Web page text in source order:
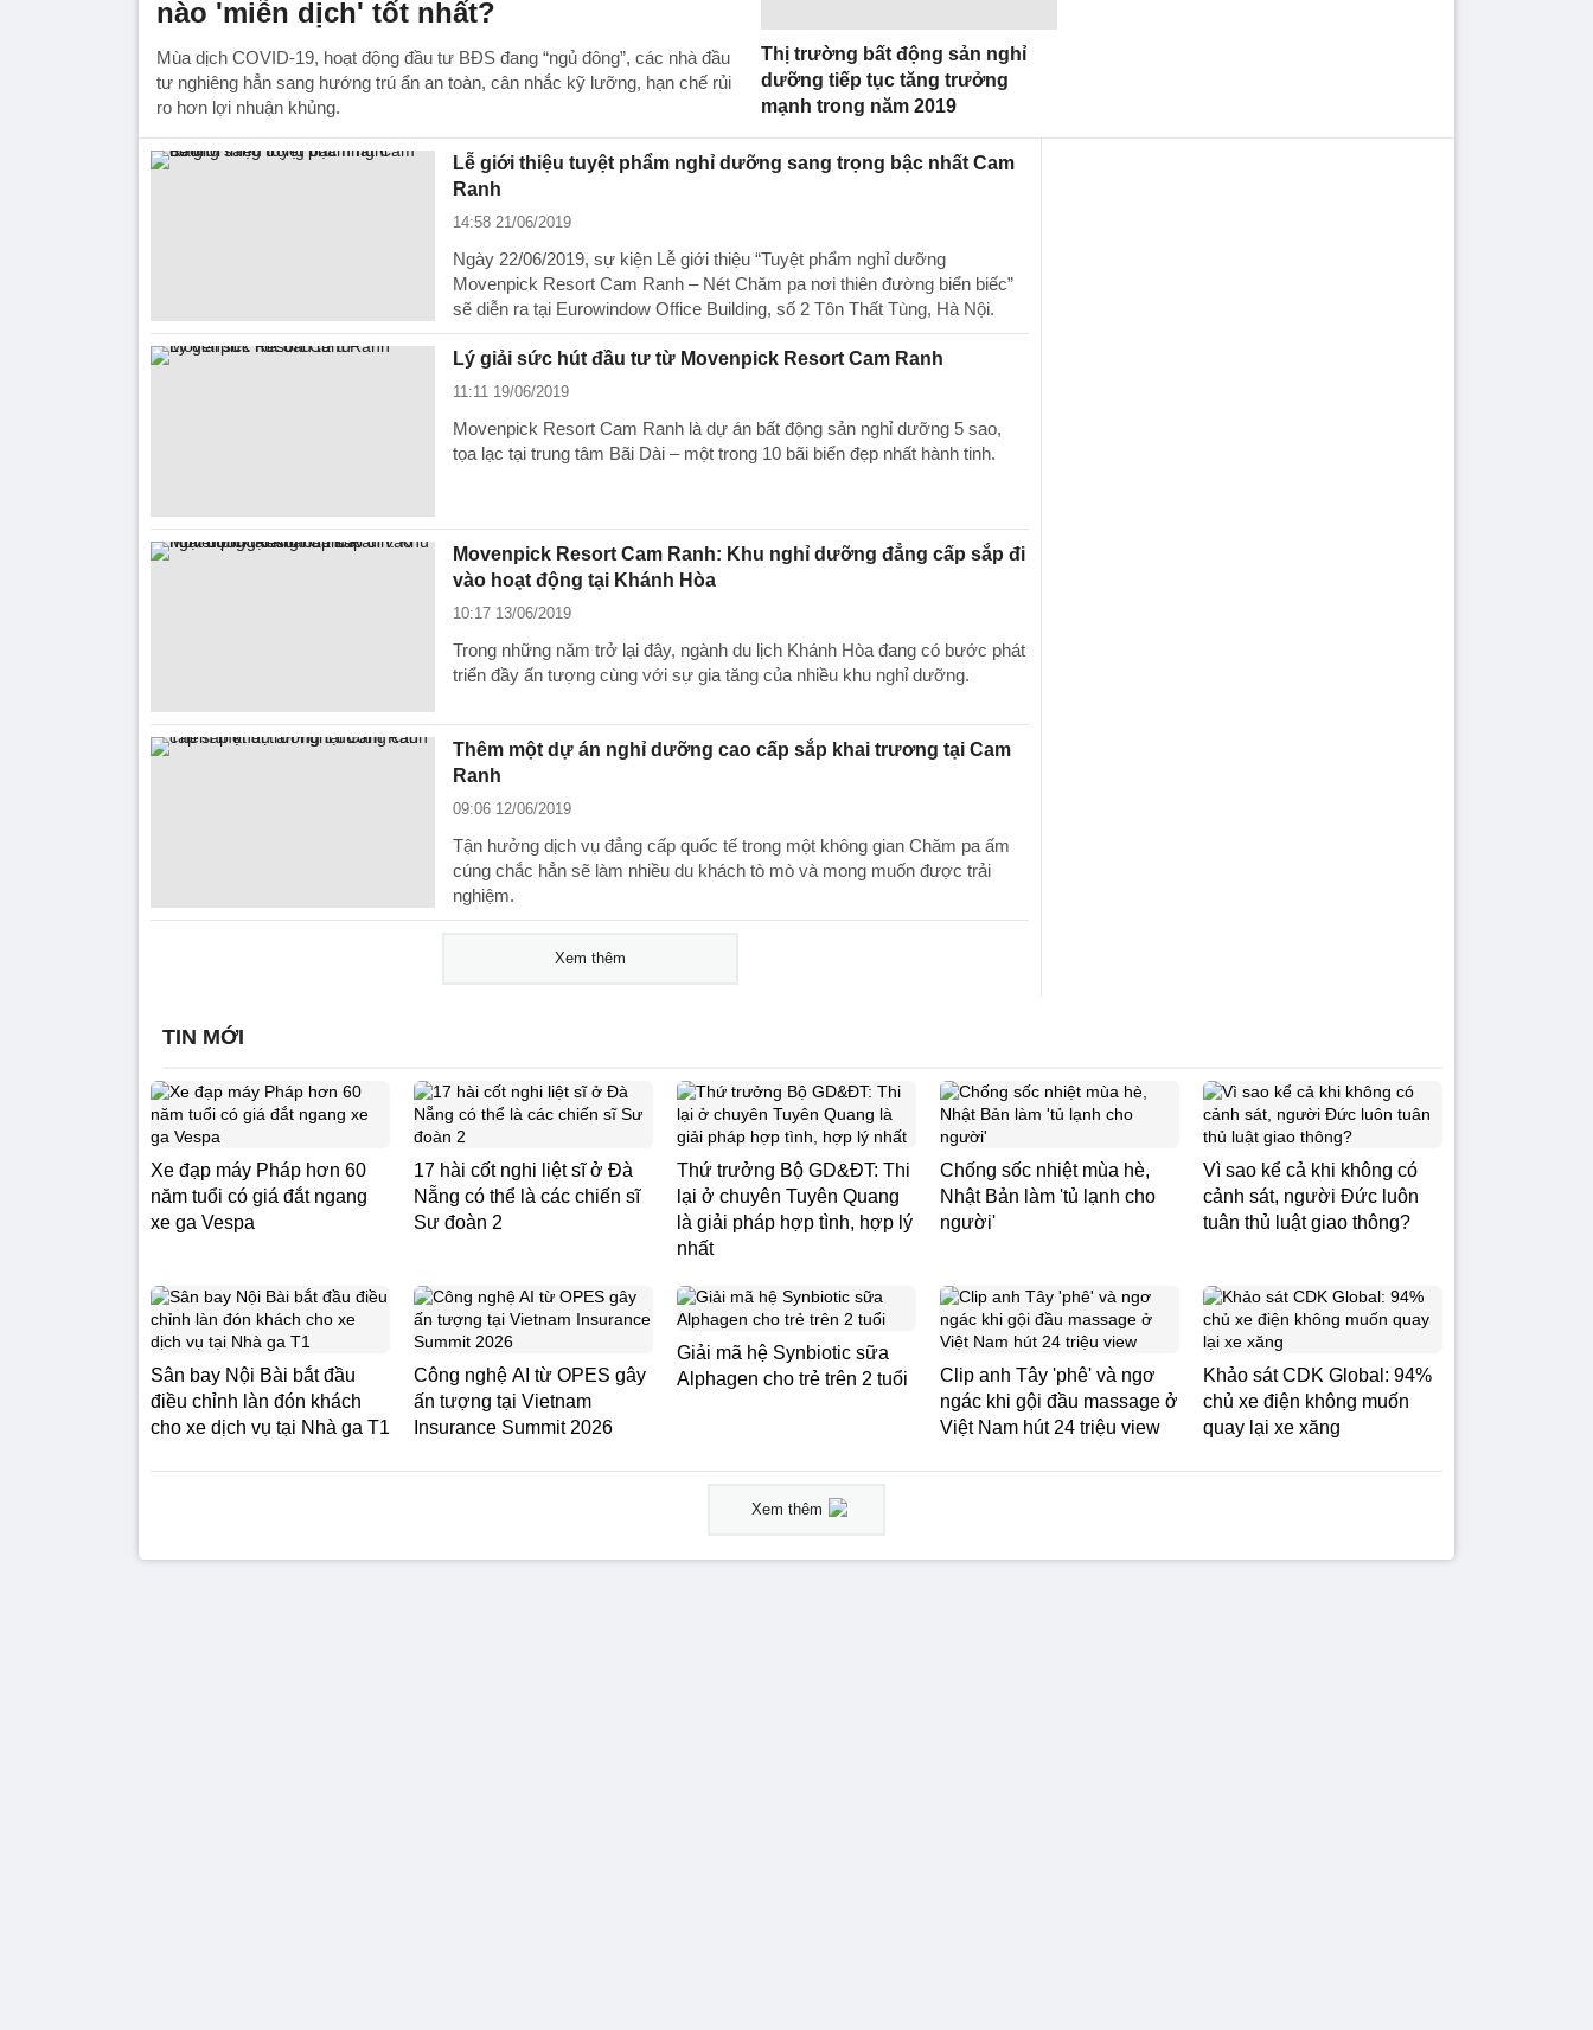
nào 'miễn dịch' tốt nhất?
Mùa dịch COVID-19, hoạt động đầu tư BĐS đang “ngủ đông”, các nhà đầu
tư nghiêng hẳn sang hướng trú ẩn an toàn, cân nhắc kỹ lưỡng, hạn chế rủi
ro hơn lợi nhuận khủng.
Thị trường bất động sản nghỉ
dưỡng tiếp tục tăng trưởng
mạnh trong năm 2019
Lễ giới thiệu tuyệt phẩm nghỉ dưỡng sang trọng bậc nhất Cam
Ranh
14:58 21/06/2019
Ngày 22/06/2019, sự kiện Lễ giới thiệu “Tuyệt phẩm nghỉ dưỡng
Movenpick Resort Cam Ranh – Nét Chăm pa nơi thiên đường biển biếc”
sẽ diễn ra tại Eurowindow Office Building, số 2 Tôn Thất Tùng, Hà Nội.
Lý giải sức hút đầu tư từ Movenpick Resort Cam Ranh
11:11 19/06/2019
Movenpick Resort Cam Ranh là dự án bất động sản nghỉ dưỡng 5 sao,
tọa lạc tại trung tâm Bãi Dài – một trong 10 bãi biển đẹp nhất hành tinh.
Movenpick Resort Cam Ranh: Khu nghỉ dưỡng đẳng cấp sắp đi
vào hoạt động tại Khánh Hòa
10:17 13/06/2019
Trong những năm trở lại đây, ngành du lịch Khánh Hòa đang có bước phát
triển đầy ấn tượng cùng với sự gia tăng của nhiều khu nghỉ dưỡng.
Thêm một dự án nghỉ dưỡng cao cấp sắp khai trương tại Cam
Ranh
09:06 12/06/2019
Tận hưởng dịch vụ đẳng cấp quốc tế trong một không gian Chăm pa ấm
cúng chắc hẳn sẽ làm nhiều du khách tò mò và mong muốn được trải
nghiệm.
Xem thêm
TIN MỚI
Xe đạp máy Pháp hơn 60
năm tuổi có giá đắt ngang
xe ga Vespa
17 hài cốt nghi liệt sĩ ở Đà
Nẵng có thể là các chiến sĩ
Sư đoàn 2
Thứ trưởng Bộ GD&ĐT: Thi
lại ở chuyên Tuyên Quang
là giải pháp hợp tình, hợp lý
nhất
Chống sốc nhiệt mùa hè,
Nhật Bản làm 'tủ lạnh cho
người'
Vì sao kể cả khi không có
cảnh sát, người Đức luôn
tuân thủ luật giao thông?
Sân bay Nội Bài bắt đầu
điều chỉnh làn đón khách
cho xe dịch vụ tại Nhà ga T1
Công nghệ AI từ OPES gây
ấn tượng tại Vietnam
Insurance Summit 2026
Giải mã hệ Synbiotic sữa
Alphagen cho trẻ trên 2 tuổi
Clip anh Tây 'phê' và ngơ
ngác khi gội đầu massage ở
Việt Nam hút 24 triệu view
Khảo sát CDK Global: 94%
chủ xe điện không muốn
quay lại xe xăng
Xem thêm